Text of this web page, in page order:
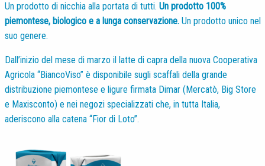
Un prodotto di nicchia alla portata di tutti. Un prodotto 100%
piemontese, biologico e a lunga conservazione.Un prodotto unico nel
suo genere.
Dall’inizio del mese di marzo il latte di capra della nuova Cooperativa
Agricola “BiancoViso” è disponibile sugli scaffali della grande
distribuzione piemontese e ligure firmata Dimar (Mercatò, Big Store
e Maxisconto) e nei negozi specializzati che, in tutta Italia,
aderiscono alla catena “Fior di Loto”.